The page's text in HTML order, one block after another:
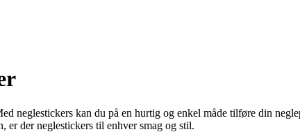
kan du på en hurtig og enkel måde tilføre din
er der neglestickers til enhver smag og stil.